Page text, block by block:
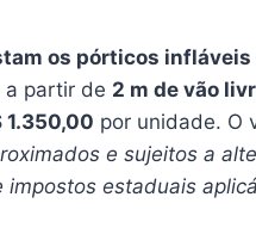
os pórticos infláveis
a partir de 2 m de vão
1.350,00 por unidade. O
e sujeitos a
impostos estaduais